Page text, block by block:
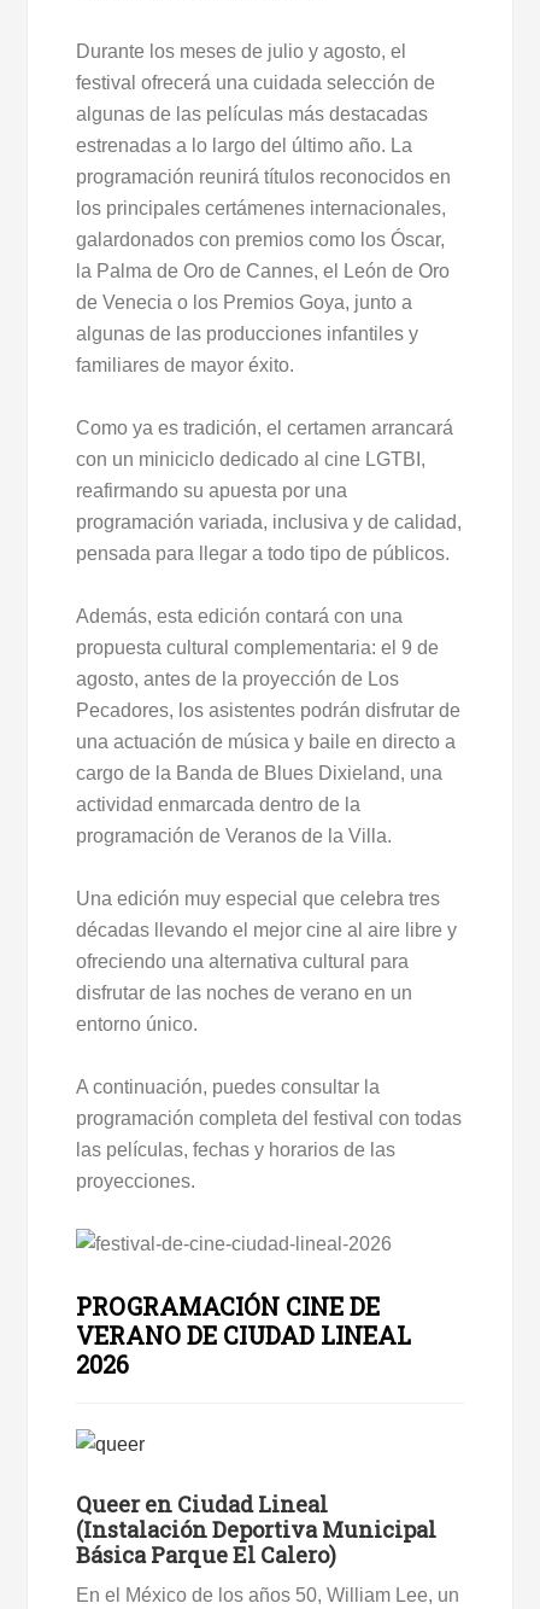
Durante los meses de julio y agosto, el
festival ofrecerá una cuidada selección de
algunas de las películas más destacadas
estrenadas a lo largo del último año. La
programación reunirá títulos reconocidos en
los principales certámenes internacionales,
galardonados con premios como los Óscar,
la Palma de Oro de Cannes, el León de Oro
de Venecia o los Premios Goya, junto a
algunas de las producciones infantiles y
familiares de mayor éxito.
Como ya es tradición, el certamen arrancará
con un miniciclo dedicado al cine LGTBI,
reafirmando su apuesta por una
programación variada, inclusiva y de calidad,
pensada para llegar a todo tipo de públicos.
Además, esta edición contará con una
propuesta cultural complementaria: el 9 de
agosto, antes de la proyección de Los
Pecadores, los asistentes podrán disfrutar de
una actuación de música y baile en directo a
cargo de la Banda de Blues Dixieland, una
actividad enmarcada dentro de la
programación de Veranos de la Villa.
Una edición muy especial que celebra tres
décadas llevando el mejor cine al aire libre y
ofreciendo una alternativa cultural para
disfrutar de las noches de verano en un
entorno único.
A continuación, puedes consultar la
programación completa del festival con todas
las películas, fechas y horarios de las
proyecciones.
PROGRAMACIÓN CINE DE
VERANO DE CIUDAD LINEAL
2026
Queer en Ciudad Lineal
(Instalación Deportiva Municipal
Básica Parque El Calero)
En el México de los años 50, William Lee, un